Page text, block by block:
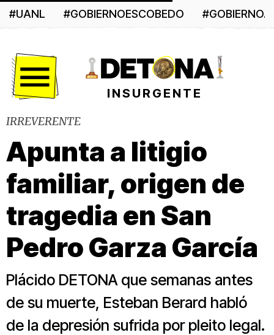
#UANL #GOBIERNOESCOBEDO
INSURGENTE
IRREVERENTE
Apunta a litigio
familiar, origen de
tragedia en San
Pedro Garza García
Plácido DETONA que semanas antes
de su muerte, Esteban Berard habló
de la depresión sufrida por pleito legal.